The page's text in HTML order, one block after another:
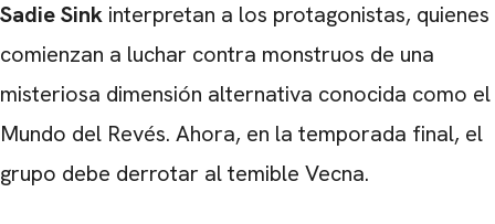
Sadie Sink interpretan a los protagonistas, quienes
comienzan a luchar contra monstruos de una
misteriosa dimensión alternativa conocida como el
Mundo del Revés. Ahora, en la temporada final, el
grupo debe derrotar al temible Vecna.